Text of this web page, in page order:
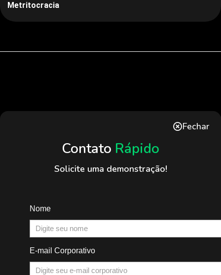
Metritocracia
Fechar
Contato Rápido
Solicite uma demonstração!
Nome
E-mail Corporativo